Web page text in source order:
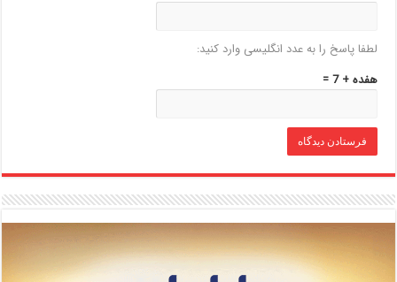
لطفا پاسخ را به عدد انگلیسی وارد کنید:
هفده + 7 =